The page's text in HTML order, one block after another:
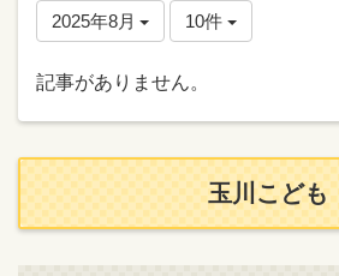
2025年8月 10件
記事がありません。
玉川こども